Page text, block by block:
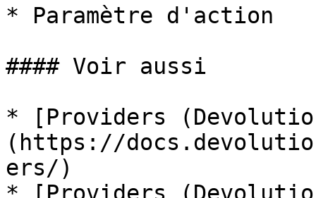
* Paramètre d'action
#### Voir aussi
* [Providers
(https://
ers/)